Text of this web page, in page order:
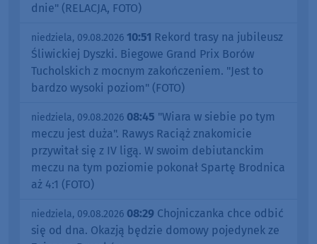
dnie" (RELACJA, FOTO)
niedziela, 09.08.2026 10:51 Rekord trasy na jubileusz
Śliwickiej Dyszki. Biegowe Grand Prix Borów
Tucholskich z mocnym zakończeniem. "Jest to
bardzo wysoki poziom" (FOTO)
niedziela, 09.08.2026 08:45 "Wiara w siebie po tym
meczu jest duża". Rawys Raciąż znakomicie
przywitał się z IV ligą. W swoim debiutanckim
meczu na tym poziomie pokonał Spartę Brodnica
aż 4:1 (FOTO)
niedziela, 09.08.2026 08:29 Chojniczanka chce odbić
się od dna. Okazją będzie domowy pojedynek ze